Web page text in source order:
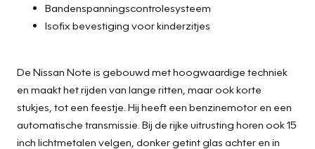
Bandenspanningscontrolesysteem
Isofix bevestiging voor kinderzitjes
De Nissan Note is gebouwd met hoogwaardige techniek
en maakt het rijden van lange ritten, maar ook korte
stukjes, tot een feestje. Hij heeft een benzinemotor en een
automatische transmissie. Bij de rijke uitrusting horen ook 15
inch lichtmetalen velgen, donker getint glas achter en in